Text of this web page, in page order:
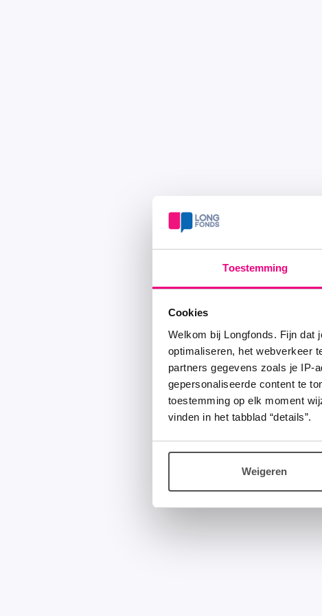
Toestemming
Cookies
Welkom bij Longfonds. Fijn dat
optimaliseren, het webverkeer
partners gegevens zoals je IP-
gepersonaliseerde content te
toestemming op elk moment
vinden in het tabblad “details”.
Weigeren